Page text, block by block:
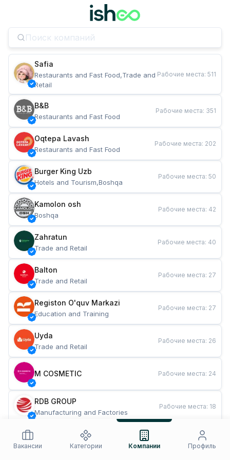
Safia
Restaurants and Fast Food,Trade and
Retail
Рабочие места: 511
B&B
Restaurants and Fast Food
Рабочие места: 351
Oqtepa Lavash
Restaurants and Fast Food
Рабочие места: 202
Burger King Uzb
Hotels and Tourism,Boshqa
Рабочие места: 50
Kamolon osh
Boshqa
Рабочие места: 42
Zahratun
Trade and Retail
Рабочие места: 40
Balton
Trade and Retail
Рабочие места: 27
Registon O'quv Markazi
Education and Training
Рабочие места: 27
Uyda
Trade and Retail
Рабочие места: 26
M COSMETIC Рабочие места: 24
RDB GROUP
Manufacturing and Factories
Рабочие места: 18
Restaurants and Fast Food
Рабочие места
Вакансии
Категории Компании Профиль